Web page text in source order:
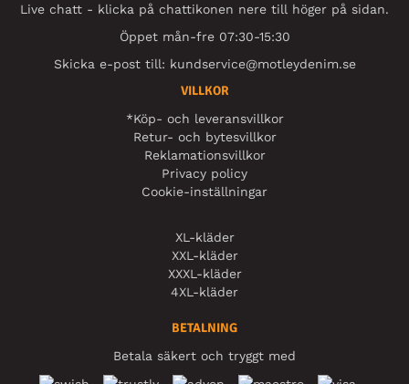
Live chatt - klicka på chattikonen nere till höger på sidan.
Öppet mån-fre 07:30-15:30
Skicka e-post till: kundservice@motleydenim.se
VILLKOR
*Köp- och leveransvillkor
Retur- och bytesvillkor
Reklamationsvillkor
Privacy policy
Cookie-inställningar
XL-kläder
XXL-kläder
XXXL-kläder
4XL-kläder
BETALNING
Betala säkert och tryggt med